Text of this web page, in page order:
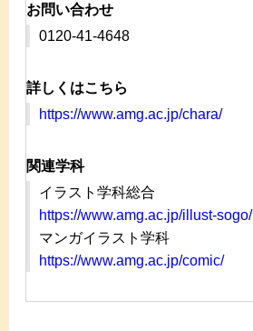
お問い合わせ
0120-41-4648
詳しくはこちら
https://www.amg.ac.jp/chara/
関連学科
イラスト学科総合
https://www.amg.ac.jp/illust-sogo/
マンガイラスト学科
https://www.amg.ac.jp/comic/